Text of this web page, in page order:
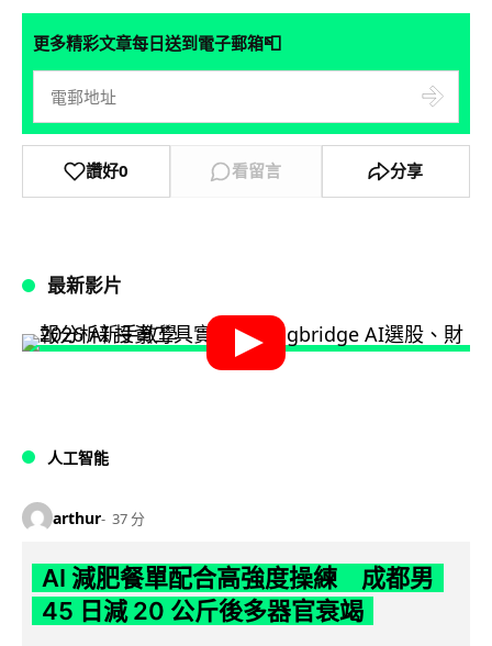
更多精彩文章每日送到電子郵箱📮
讚好0 看留言 分享
最新影片
人工智能
arthur 37 分
AI 減肥餐單配合高強度操練 成都男
45 日減 20 公斤後多器官衰竭